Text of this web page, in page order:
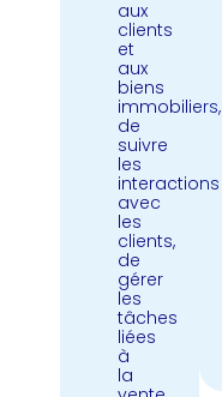
aux
clients
et
aux
biens
immobiliers,
de
suivre
les
interactions
avec
les
clients,
de
gérer
les
tâches
liées
à
la